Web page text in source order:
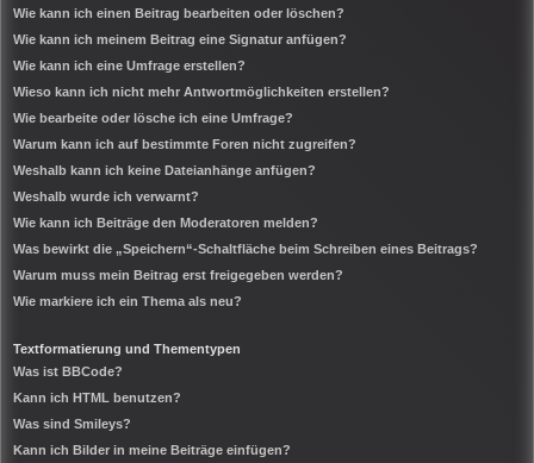
Wie kann ich einen Beitrag bearbeiten oder löschen?
Wie kann ich meinem Beitrag eine Signatur anfügen?
Wie kann ich eine Umfrage erstellen?
Wieso kann ich nicht mehr Antwortmöglichkeiten erstellen?
Wie bearbeite oder lösche ich eine Umfrage?
Warum kann ich auf bestimmte Foren nicht zugreifen?
Weshalb kann ich keine Dateianhänge anfügen?
Weshalb wurde ich verwarnt?
Wie kann ich Beiträge den Moderatoren melden?
Was bewirkt die „Speichern“-Schaltfläche beim Schreiben eines Beitrags?
Warum muss mein Beitrag erst freigegeben werden?
Wie markiere ich ein Thema als neu?
Textformatierung und Thementypen
Was ist BBCode?
Kann ich HTML benutzen?
Was sind Smileys?
Kann ich Bilder in meine Beiträge einfügen?